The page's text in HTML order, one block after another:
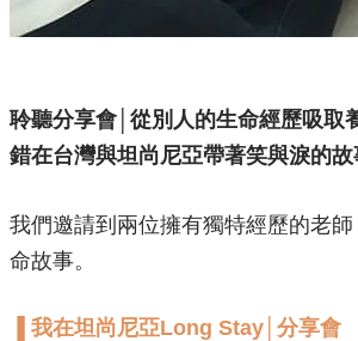
聆聽分享會│從別人的生命經歷吸取
錯在台灣與坦尚尼亞帶著笑與淚的故
我們邀請到兩位擁有獨特經歷的老
命故事。
▐ 我在坦尚尼亞Long Stay│分享會